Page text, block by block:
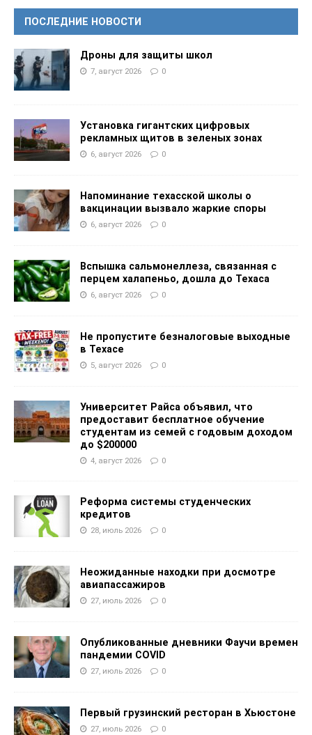
ПОСЛЕДНИЕ НОВОСТИ
Дроны для защиты школ
7, август 2026 0
Установка гигантских цифровых
рекламных щитов в зеленых зонах
6, август 2026 0
Напоминание техасской школы о
вакцинации вызвало жаркие споры
6, август 2026 0
Вспышка сальмонеллеза, связанная с
перцем халапеньо, дошла до Техаса
6, август 2026 0
Не пропустите безналоговые выходные
в Техасе
5, август 2026 0
Университет Райса объявил, что
предоставит бесплатное обучение
студентам из семей с годовым доходом
до $200000
4, август 2026 0
Реформа системы студенческих
кредитов
28, июль 2026 0
Неожиданные находки при досмотре
авиапассажиров
27, июль 2026 0
Опубликованные дневники Фаучи времен
пандемии COVID
27, июль 2026 0
Первый грузинский ресторан в Хьюстоне
27, июль 2026 0